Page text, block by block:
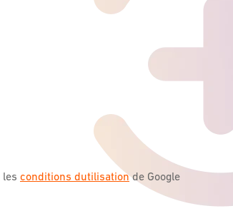
les conditions dutilisationde Google